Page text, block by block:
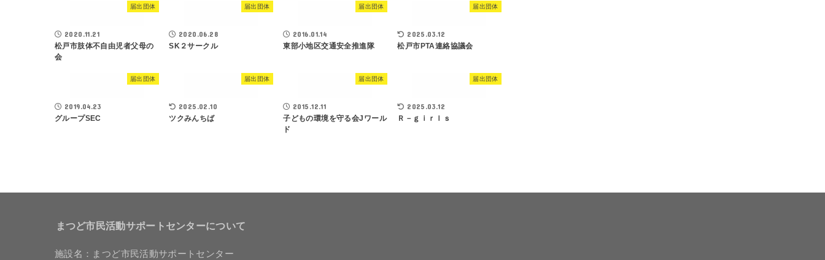
届出団体
2020.11.21
松戸市肢体不自由児者父母の
会
届出団体
2020.06.28
SK２サークル
届出団体
2016.01.14
東部小地区交通安全推進隊
届出団体
2025.03.12
松戸市PTA連絡協議会
届出団体
2019.04.23
グループSEC
届出団体
2025.02.10
ツクみんちば
届出団体
2015.12.11
子どもの環境を守る会Jワール
ド
届出団体
2025.03.12
Ｒ－ｇｉｒｌｓ
まつど市民活動サポートセンターについて
施設名：まつど市民活動サポートセンター